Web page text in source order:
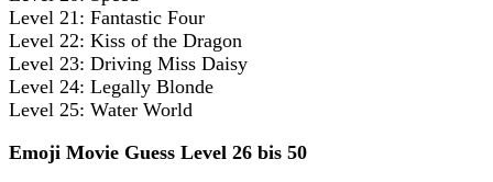
Level 21: Fantastic Four
Level 22: Kiss of the Dragon
Level 23: Driving Miss Daisy
Level 24: Legally Blonde
Level 25: Water World
Emoji Movie Guess Level 26 bis 50